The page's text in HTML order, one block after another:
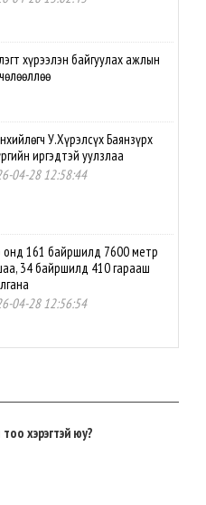
хүрээлэн байгуулах ажлын
У.Хүрэлсүх Баянзүрх
иргэдтэй уулзлаа
04-28 12:58:44
онд 161 байршилд 7600 метр
34 байршилд 410 гарааш
04-28 12:56:54
иргэдийн эрх, оролцоог
хэрэгтэй юу?